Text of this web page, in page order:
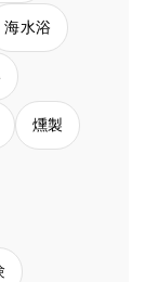
海水浴
燻製